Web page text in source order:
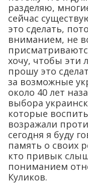
разделяю,
сейчас
это сделать,
вниманием, не
хочу, чтобы эти
прошу это
за возможные
около 40 лет
выбора
которые
возражали
сегодня я буду
память о своих
кто привык
пониманием
Куликов.